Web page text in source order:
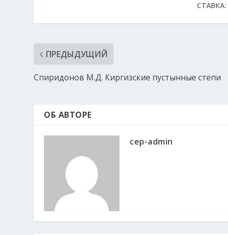
СТАВКА:
ПРЕДЫДУЩИЙ
Спиридонов М.Д. Киргизские пустынные степи
ОБ АВТОРЕ
cep-admin